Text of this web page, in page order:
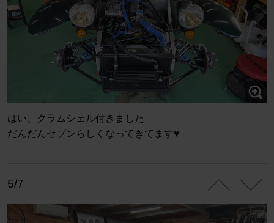
はい、クラムシェル付きました
だんだんセブンらしくなってきてます♥️
5/7